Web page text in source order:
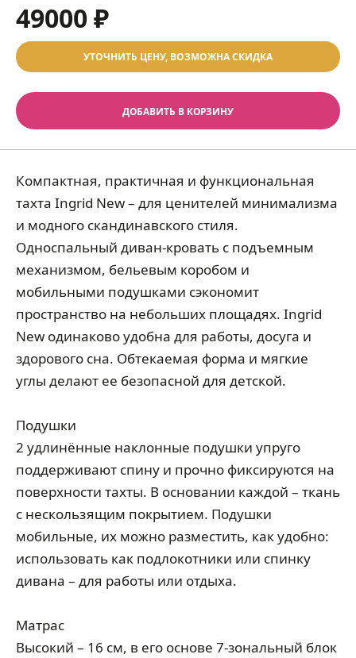
49000 ₽
УТОЧНИТЬ ЦЕНУ, ВОЗМОЖНА СКИДКА
ДОБАВИТЬ В КОРЗИНУ
Компактная, практичная и функциональная
тахта Ingrid New – для ценителей минимализма
и модного скандинавского стиля.
Односпальный диван-кровать с подъемным
механизмом, бельевым коробом и
мобильными подушками сэкономит
пространство на небольших площадях. Ingrid
New одинаково удобна для работы, досуга и
здорового сна. Обтекаемая форма и мягкие
углы делают ее безопасной для детской.
Подушки
2 удлинённые наклонные подушки упруго
поддерживают спину и прочно фиксируются на
поверхности тахты. В основании каждой – ткань
с нескользящим покрытием. Подушки
мобильные, их можно разместить, как удобно:
использовать как подлокотники или спинку
дивана – для работы или отдыха.
Матрас
Высокий – 16 см, в его основе 7-зональный блок